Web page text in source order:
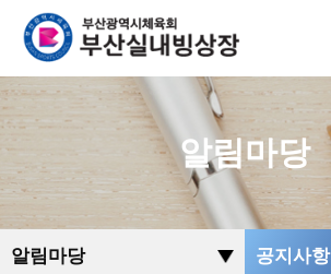
알림마당
알림마당 공지사항